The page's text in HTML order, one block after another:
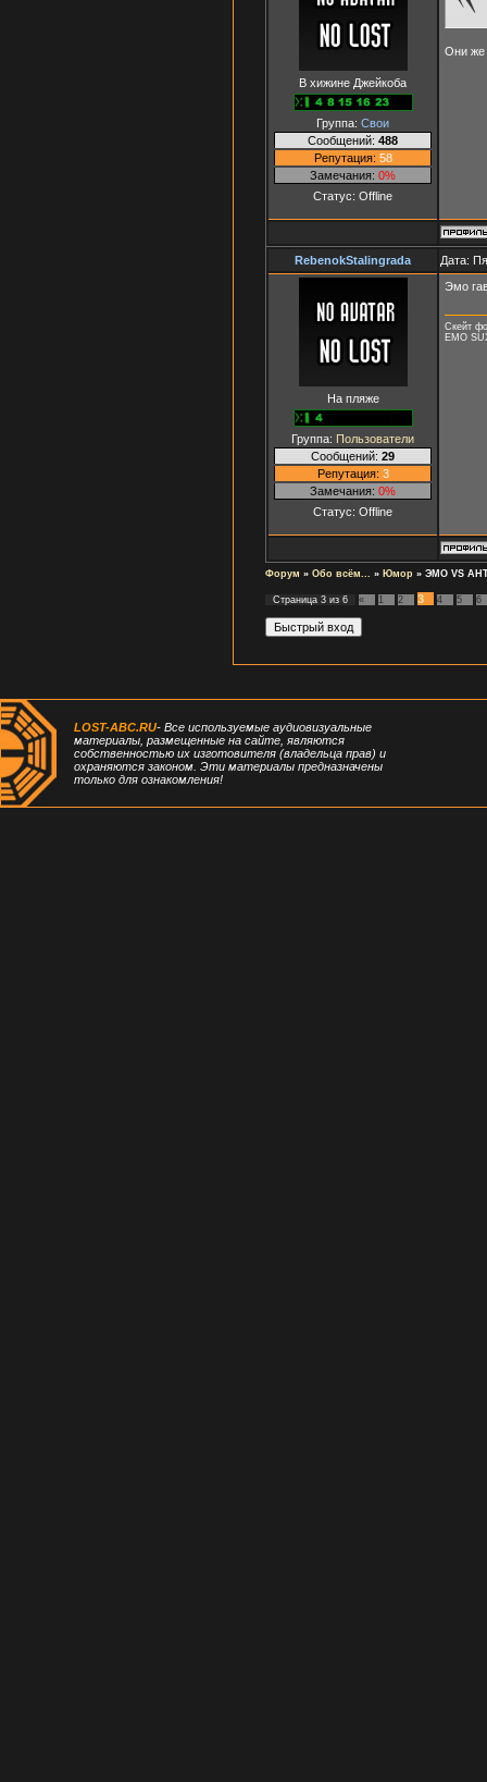
В хижине Джейкоба
Группа: Свои
Сообщений: 488
Репутация: 58
Замечания: 0%
Статус: Offline
Они же
RebenokStalingrada Дата:
На пляже
Группа: Пользователи
Сообщений: 29
Репутация: 3
Замечания: 0%
Статус: Offline
Эмо
Скейт
EMO
Форум » Обо всём... » Юмор » ЭМО VS
Страница 3 из 6 « 1 2 3 4 5 6
LOST-ABC.RU- Все используемые аудиовизуальные
материалы, размещенные на сайте, являются
собственностью их изготовителя (владельца прав) и
охраняются законом. Эти материалы предназначены
только для ознакомления!